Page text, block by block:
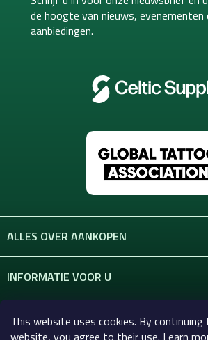
This website uses cookies. By
website, you agree to their use. Learn
de hoogte van nieuws, evenementen
aanbiedingen.
ALLES OVER AANKOPEN
INFORMATIE VOOR U
CONTACT